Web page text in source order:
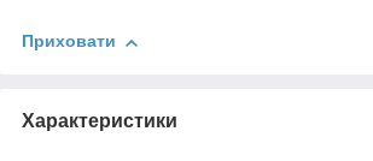
Приховати
Характеристики